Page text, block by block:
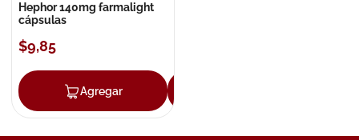
Hephor 140mg farmalight
cápsulas
$9,85
Agregar